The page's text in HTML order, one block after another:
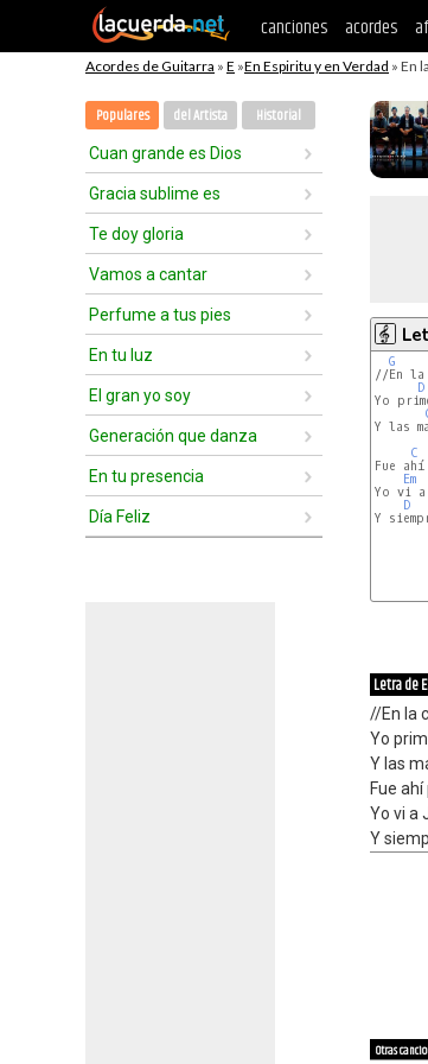
canciones acordes
Acordes de Guitarra » E »En Espiritu y en Verdad » En
Populares del Artista Historial
Cuan grande es Dios
Gracia sublime es
Te doy gloria
Vamos a cantar
Perfume a tus pies
En tu luz
El gran yo soy
Generación que danza
En tu presencia
Día Feliz
G
//En la
D
Yo
Y las
C
Fue
Em
Yo vi a
D
Y
Letra de
//En la
Yo
Y las
Fue
Yo vi a
Y
Otras